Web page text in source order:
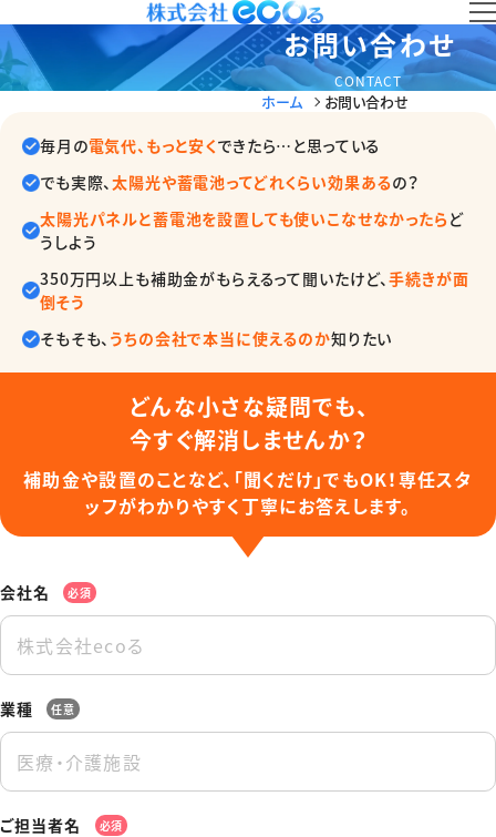
お問い合わせ
CONTACT
ホーム お問い合わせ
毎月の電気代、もっと安くできたら…と思っている
でも実際、太陽光や蓄電池ってどれくらい効果あるの？
太陽光パネルと蓄電池を設置しても使いこなせなかったらど
うしよう
350万円以上も補助金がもらえるって聞いたけど、手続きが面
倒そう
そもそも、 うちの会社で本当に使えるのか知りたい
どんな小さな疑問でも、
今すぐ解消しませんか？
補助金や設置のことなど、「聞くだけ」でもOK！専任スタ
ッフがわかりやすく丁寧にお答えします。
会社名 必須
業種 任意
ご担当者名 必須